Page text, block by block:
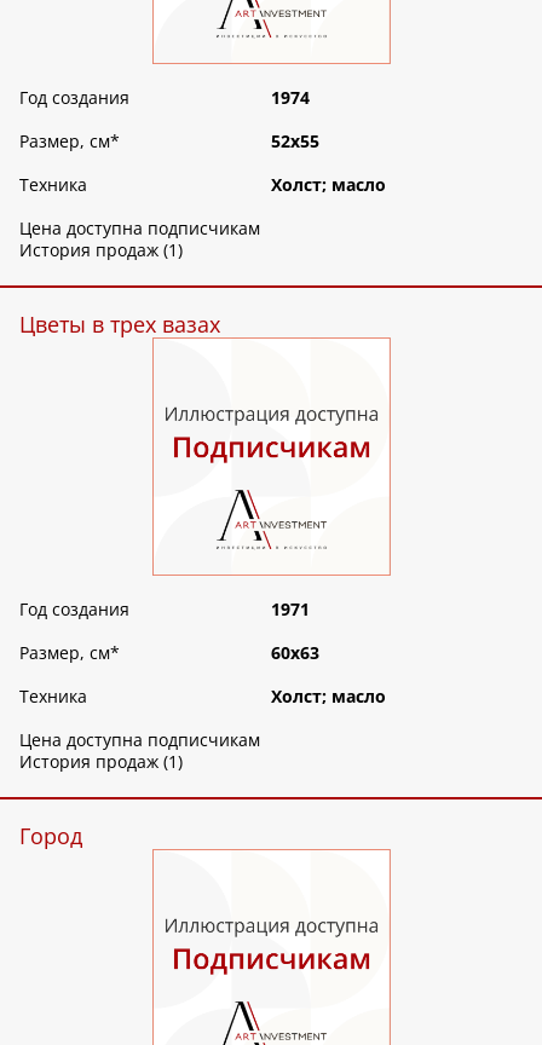
Год создания
1974
Размер, см*
52х55
Техника
Холст; масло
Цена доступна подписчикам
История продаж (1)
Цветы в трех вазах
Год создания
1971
Размер, см*
60х63
Техника
Холст; масло
Цена доступна подписчикам
История продаж (1)
Город